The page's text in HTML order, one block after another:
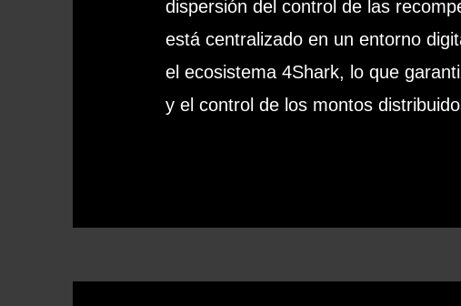
dispersión del control de las
está centralizado en un entorno
el ecosistema 4Shark, lo que
y el control de los montos